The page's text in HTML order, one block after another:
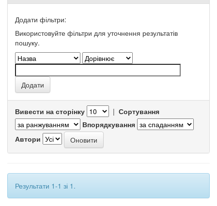
Додати фільтри:
Використовуйте фільтри для уточнення результатів
пошуку.
Вивести на сторінку | Сортування
Впорядкування
Автори
Результати 1-1 зі 1.